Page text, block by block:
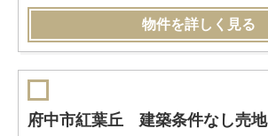
物件を詳しく見る
府中市紅葉丘 建築条件なし売地